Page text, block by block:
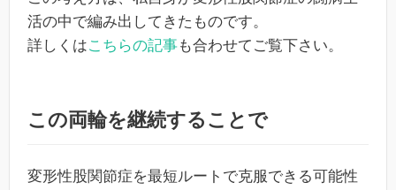
活の中で編み出してきたものです。
詳しくはこちらの記事も合わせてご覧下さい。
この両輪を継続することで
変形性股関節症を最短ルートで克服できる可能性